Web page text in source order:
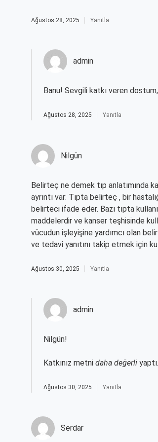
Ağustos 28, 2025 Yanıtla
admin
Banu! Sevgili katkı veren
Ağustos 28, 2025 Yanıtla
Nilgün
Belirteç ne demek tıp anlatımında
ayrıntı var: Tıpta belirteç , bir
belirteci ifade eder. Bazı tıpta
maddelerdir ve kanser teşhisinde
vücudun işleyişine yardımcı olan
ve tedavi yanıtını takip etmek için
Ağustos 30, 2025 Yanıtla
admin
Nilgün!
Katkınız metni daha değerli yaptı.
Ağustos 30, 2025 Yanıtla
Serdar